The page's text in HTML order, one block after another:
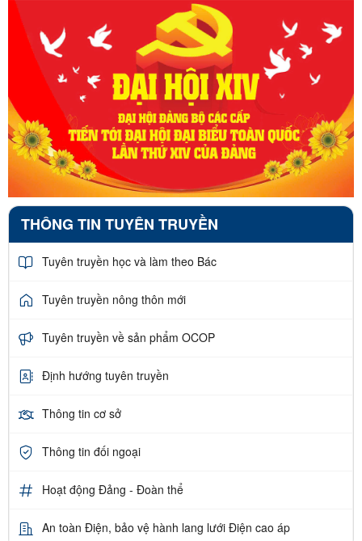
THÔNG TIN TUYÊN TRUYỀN
Tuyên truyền học và làm theo Bác
Tuyên truyền nông thôn mới
Tuyên truyền về sản phẩm OCOP
Định hướng tuyên truyền
Thông tin cơ sở
Thông tin đối ngoại
Hoạt động Đảng - Đoàn thể
An toàn Điện, bảo vệ hành lang lưới Điện cao áp